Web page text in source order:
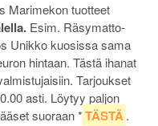
Marimekon tuotteet
Esim. Räsymatto-
Unikko kuosissa sama
hintaan. Tästä ihanat
Tarjoukset
asti. Löytyy paljon
suoraan *TÄSTÄ.